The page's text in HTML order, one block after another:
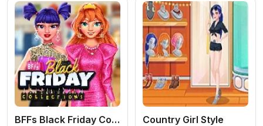
BFFs Black Friday Collection Country Girl Style